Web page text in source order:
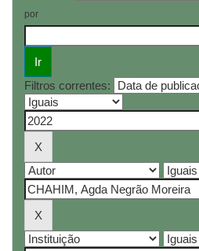
por
Filtros correntes: